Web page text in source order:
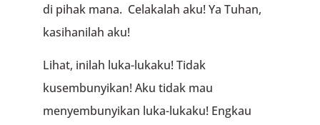
di pihak mana. Celakalah aku! Ya Tuhan,
kasihanilah aku!
Lihat, inilah luka-lukaku! Tidak
kusembunyikan! Aku tidak mau
menyembunyikan luka-lukaku! Engkau